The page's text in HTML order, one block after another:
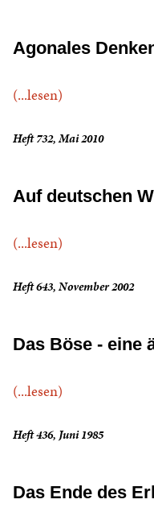
Agonales
(...lesen)
Heft 732, Mai 2010
Auf deutschen
(...lesen)
Heft 643, November 2002
Das Böse - eine
(...lesen)
Heft 436, Juni 1985
Das Ende des